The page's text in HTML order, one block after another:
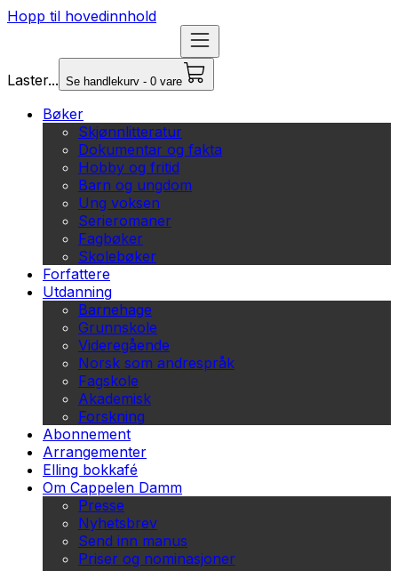
Hopp til hovedinnhold
Laster... Se handlekurv - 0 vare
Bøker
Skjønnlitteratur
Dokumentar og fakta
Hobby og fritid
Barn og ungdom
Ung voksen
Serieromaner
Fagbøker
Skolebøker
Forfattere
Utdanning
Barnehage
Grunnskole
Videregående
Norsk som andrespråk
Fagskole
Akademisk
Forskning
Abonnement
Arrangementer
Elling bokkafé
Om Cappelen Damm
Presse
Nyhetsbrev
Send inn manus
Priser og nominasjoner